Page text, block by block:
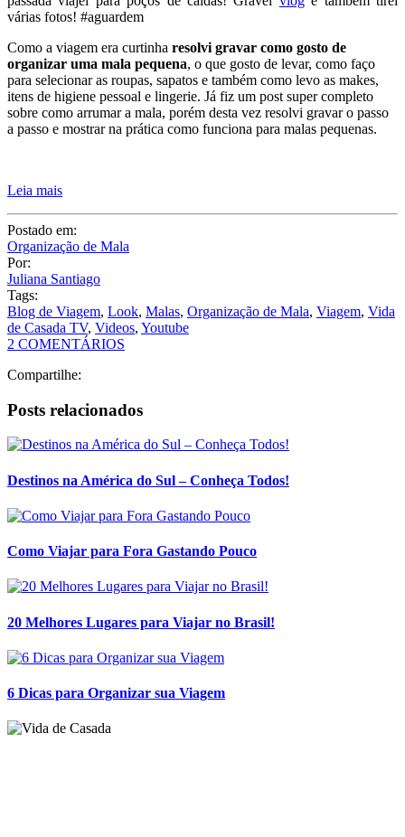
várias fotos! #aguardem
Como a viagem era curtinha resolvi gravar como gosto de
organizar uma mala pequena, o que gosto de levar, como faço
para selecionar as roupas, sapatos e também como levo as makes,
itens de higiene pessoal e lingerie. Já fiz um post super completo
sobre como arrumar a mala, porém desta vez resolvi gravar o passo
a passo e mostrar na prática como funciona para malas pequenas.
Leia mais
Postado em:
Organização de Mala
Por:
Juliana Santiago
Tags:
Blog de Viagem, Look, Malas, Organização de Mala, Viagem, Vida
de Casada TV, Videos, Youtube
2 COMENTÁRIOS
Compartilhe:
Posts relacionados
Destinos na América do Sul – Conheça Todos!
Como Viajar para Fora Gastando Pouco
20 Melhores Lugares para Viajar no Brasil!
6 Dicas para Organizar sua Viagem